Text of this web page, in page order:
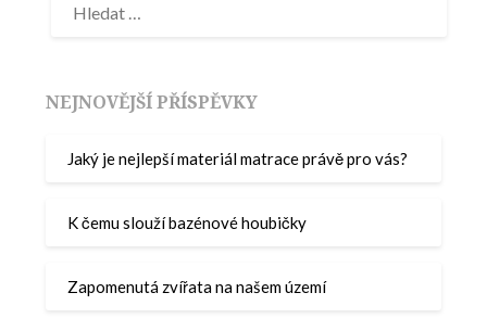
NEJNOVĚJŠÍ PŘÍSPĚVKY
Jaký je nejlepší materiál matrace právě pro vás?
K čemu slouží bazénové houbičky
Zapomenutá zvířata na našem území